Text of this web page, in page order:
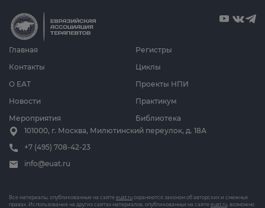
Главная
О ЕАТ
Новости
Мероприятия
Циклы
Проекты НПИ
Практикум
Библиотека
Регистры
Контакты
101000, г. Москва, Милютинский переулок, д. 18А
+7 (495) 708-42-23
info@euat.ru
Все материалы, опубликованные на сайте euat.ru охраняются законом об авторских и смежных
правах. Использование на других сайтах материалов, опубликованных на сайте euat.ru, возможно